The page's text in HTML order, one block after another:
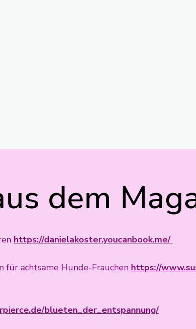
dem
https://danielakoster.youcanbook.me/
für achtsame Hunde-Frauchen https://
blueten_der_entspannung/